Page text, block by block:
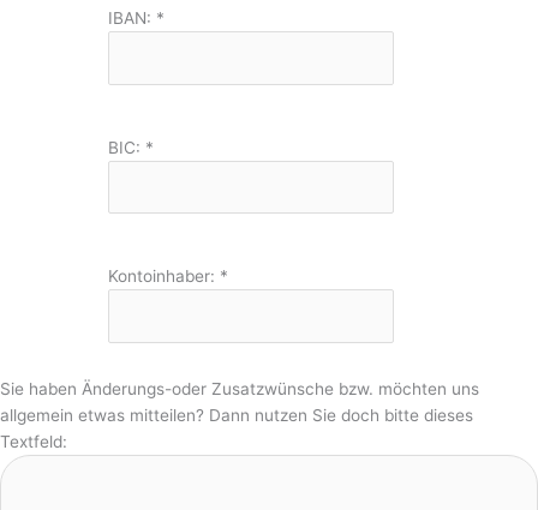
IBAN: *
BIC: *
Kontoinhaber: *
Sie haben Änderungs-oder Zusatzwünsche bzw. möchten uns
allgemein etwas mitteilen? Dann nutzen Sie doch bitte dieses
Textfeld: